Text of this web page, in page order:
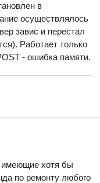
в
осуществлялось
завис и перестал
Работает только
- ошибка памяти.
имеющие хотя бы
по ремонту любого